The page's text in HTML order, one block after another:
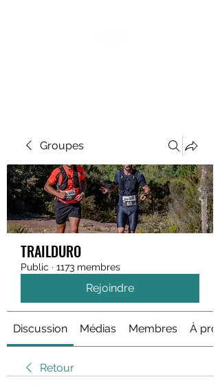
Groupes
TRAILDURO
Public · 1173 membres
Rejoindre
Discussion Médias Membres À
Retour